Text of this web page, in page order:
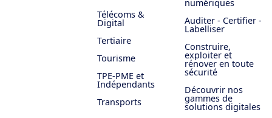
Télécoms &
Digital
Tertiaire
Tourisme
TPE-PME et
Indépendants
Transports
numériques
Auditer - Certifier -
Labelliser
Construire,
exploiter et
rénover en toute
sécurité
Découvrir nos
gammes de
solutions digitales